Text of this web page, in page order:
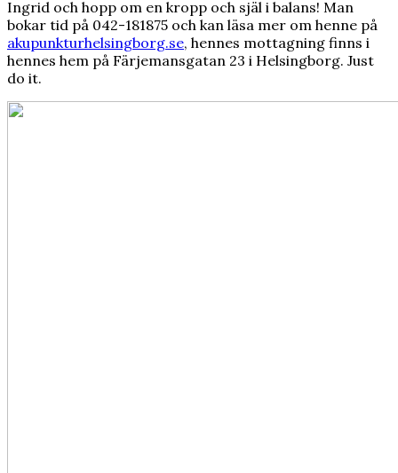
Ingrid och hopp om en kropp och själ i balans! Man
bokar tid på 042-181875 och kan läsa mer om henne på
akupunkturhelsingborg.se, hennes mottagning finns i
hennes hem på Färjemansgatan 23 i Helsingborg. Just
do it.